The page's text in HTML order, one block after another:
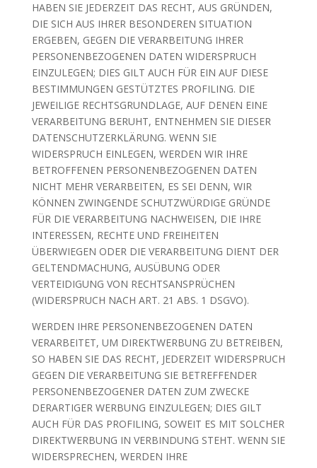
HABEN SIE JEDERZEIT DAS RECHT, AUS GRÜNDEN,
DIE SICH AUS IHRER BESONDEREN SITUATION
ERGEBEN, GEGEN DIE VERARBEITUNG IHRER
PERSONENBEZOGENEN DATEN WIDERSPRUCH
EINZULEGEN; DIES GILT AUCH FÜR EIN AUF DIESE
BESTIMMUNGEN GESTÜTZTES PROFILING. DIE
JEWEILIGE RECHTSGRUNDLAGE, AUF DENEN EINE
VERARBEITUNG BERUHT, ENTNEHMEN SIE DIESER
DATENSCHUTZERKLÄRUNG. WENN SIE
WIDERSPRUCH EINLEGEN, WERDEN WIR IHRE
BETROFFENEN PERSONENBEZOGENEN DATEN
NICHT MEHR VERARBEITEN, ES SEI DENN, WIR
KÖNNEN ZWINGENDE SCHUTZWÜRDIGE GRÜNDE
FÜR DIE VERARBEITUNG NACHWEISEN, DIE IHRE
INTERESSEN, RECHTE UND FREIHEITEN
ÜBERWIEGEN ODER DIE VERARBEITUNG DIENT DER
GELTENDMACHUNG, AUSÜBUNG ODER
VERTEIDIGUNG VON RECHTSANSPRÜCHEN
(WIDERSPRUCH NACH ART. 21 ABS. 1 DSGVO).
WERDEN IHRE PERSONENBEZOGENEN DATEN
VERARBEITET, UM DIREKTWERBUNG ZU BETREIBEN,
SO HABEN SIE DAS RECHT, JEDERZEIT WIDERSPRUCH
GEGEN DIE VERARBEITUNG SIE BETREFFENDER
PERSONENBEZOGENER DATEN ZUM ZWECKE
DERARTIGER WERBUNG EINZULEGEN; DIES GILT
AUCH FÜR DAS PROFILING, SOWEIT ES MIT SOLCHER
DIREKTWERBUNG IN VERBINDUNG STEHT. WENN SIE
WIDERSPRECHEN, WERDEN IHRE